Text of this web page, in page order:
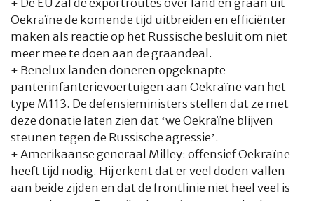
+ De EU zal de exportroutes over land en graan uit
Oekraïne de komende tijd uitbreiden en efficiënter
maken als reactie op het Russische besluit om niet
meer mee te doen aan de graandeal.
+ Benelux landen doneren opgeknapte
panterinfanterievoertuigen aan Oekraïne van het
type M113. De defensieministers stellen dat ze met
deze donatie laten zien dat ‘we Oekraïne blijven
steunen tegen de Russische agressie’.
+ Amerikaanse generaal Milley: offensief Oekraïne
heeft tijd nodig. Hij erkent dat er veel doden vallen
aan beide zijden en dat de frontlinie niet heel veel is